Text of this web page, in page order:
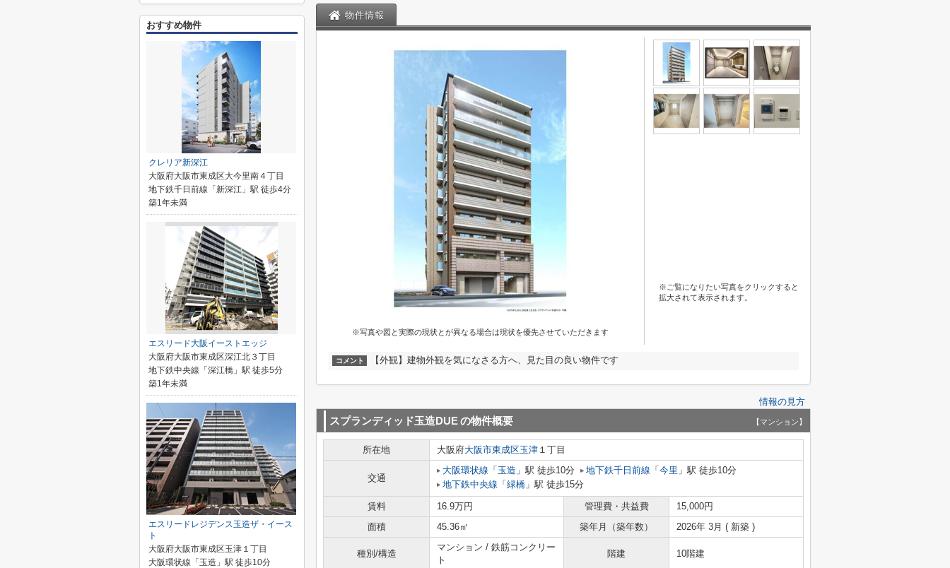
物件情報
※写真や図と実際の現状とが異なる場合は現状を優先させていただきます
※ご覧になりたい写真をクリックすると
拡大されて表示されます。
コメント 【外観】建物外観を気になさる方へ、見た目の良い物件です
情報の見方
スプランディッド玉造DUEの物件概要 【マンション】
所在地 大阪府大阪市東成区玉津 １丁目
交通
大阪環状線 「 玉造 」駅 徒歩10分 地下鉄千日前線 「 今里 」駅 徒歩10分
地下鉄中央線 「 緑橋 」駅 徒歩15分
賃料 16.9万円 管理費・共益費
15,000円
面積
45.36㎡ 築年月（築年数） 2026年 3月 ( 新築 )
種別/構造
マンション / 鉄筋コンクリー
ト
階建 10階建
おすすめ物件
クレリア新深江
大阪府大阪市東成区大今里南４丁目
地下鉄千日前線「新深江」駅 徒歩4分
築1年未満
エスリード大阪イーストエッジ
大阪府大阪市東成区深江北３丁目
地下鉄中央線「深江橋」駅 徒歩5分
築1年未満
エスリードレジデンス玉造ザ・イース
ト
大阪府大阪市東成区玉津１丁目
大阪環状線「玉造」駅 徒歩10分